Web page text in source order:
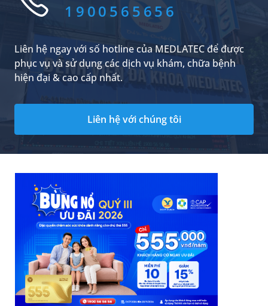
giải đáp.
1900565656
Liên hệ ngay với số hotline của MEDLATEC để được
phục vụ và sử dụng các dịch vụ khám, chữa bệnh
hiện đại & cao cấp nhất.
Liên hệ với chúng tôi